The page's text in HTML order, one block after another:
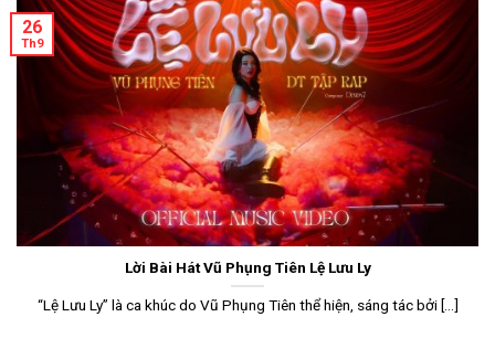
Lời Bài Hát Vũ Phụng Tiên Lệ Lưu Ly
“Lệ Lưu Ly” là ca khúc do Vũ Phụng Tiên thể hiện, sáng tác bởi [...]
26
Th9